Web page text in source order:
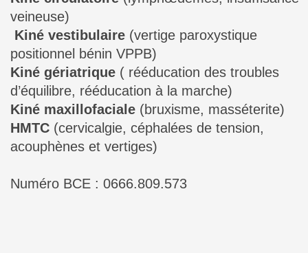
veineuse)
Kiné vestibulaire (vertige paroxystique
positionnel bénin VPPB)
Kiné gériatrique ( rééducation des troubles
d’équilibre, rééducation à la marche)
Kiné maxillofaciale (bruxisme, masséterite)
HMTC (cervicalgie, céphalées de tension,
acouphènes et vertiges)
Numéro BCE : 0666.809.573